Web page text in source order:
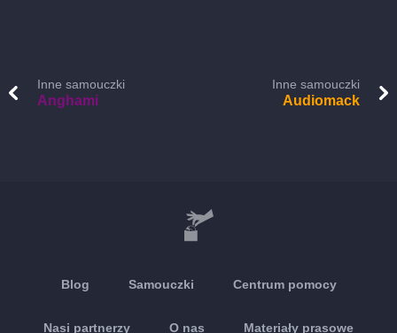
Inne samouczki
Anghami
Inne samouczki
Audiomack
Blog Samouczki Centrum pomocy
Nasi partnerzy O nas Materiały prasowe